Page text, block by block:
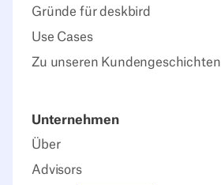
Gründe für deskbird
Use Cases
Zu unseren Kundengeschichten
Unternehmen
Über
Advisors